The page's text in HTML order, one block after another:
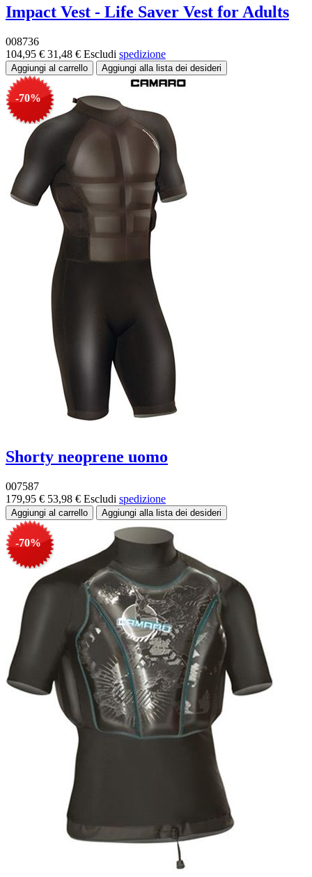
Impact Vest - Life Saver Vest for Adults
008736
104,95 € 31,48 € Escludi spedizione
-70%
Shorty neoprene uomo
007587
179,95 € 53,98 € Escludi spedizione
-70%